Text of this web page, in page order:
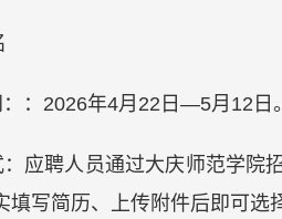
：2026年4月22日—5月12日。
应聘人员通过大庆师范学院
填写简历、上传附件后即可选